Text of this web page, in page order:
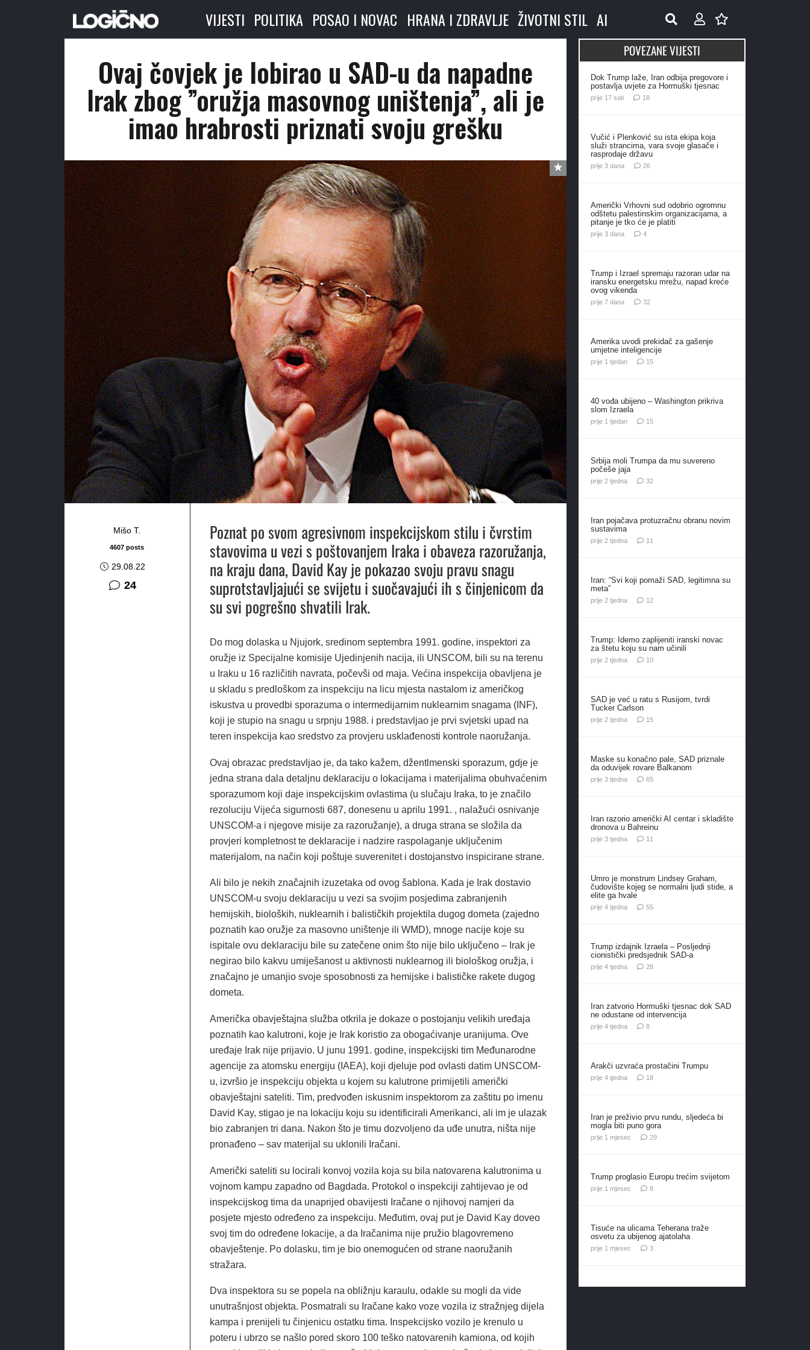
VIJESTI POLITIKA POSAO I NOVAC HRANA I ZDRAVLJE ŽIVOTNI STIL AI
Ovaj čovjek je lobirao u SAD-u da napadne
Irak zbog ”oružja masovnog uništenja”, ali je
imao hrabrosti priznati svoju grešku
Mišo T.
4607 posts
29.08.22
24komentara
Poznat po svom agresivnom inspekcijskom stilu i čvrstim
stavovima u vezi s poštovanjem Iraka i obaveza razoružanja,
na kraju dana, David Kay je pokazao svoju pravu snagu
suprotstavljajući se svijetu i suočavajući ih s činjenicom da
su svi pogrešno shvatili Irak.
Do mog dolaska u Njujork, sredinom septembra 1991. godine, inspektori za
oružje iz Specijalne komisije Ujedinjenih nacija, ili UNSCOM, bili su na terenu
u Iraku u 16 različitih navrata, počevši od maja. Većina inspekcija obavljena je
u skladu s predloškom za inspekciju na licu mjesta nastalom iz američkog
iskustva u provedbi sporazuma o intermedijarnim nuklearnim snagama (INF),
koji je stupio na snagu u srpnju 1988. i predstavljao je prvi svjetski upad na
teren inspekcija kao sredstvo za provjeru usklađenosti kontrole naoružanja.
Ovaj obrazac predstavljao je, da tako kažem, džentlmenski sporazum, gdje je
jedna strana dala detaljnu deklaraciju o lokacijama i materijalima obuhvaćenim
sporazumom koji daje inspekcijskim ovlastima (u slučaju Iraka, to je značilo
rezoluciju Vijeća sigurnosti 687, donesenu u aprilu 1991. , nalažući osnivanje
UNSCOM-a i njegove misije za razoružanje), a druga strana se složila da
provjeri kompletnost te deklaracije i nadzire raspolaganje uključenim
materijalom, na način koji poštuje suverenitet i dostojanstvo inspicirane strane.
Ali bilo je nekih značajnih izuzetaka od ovog šablona. Kada je Irak dostavio
UNSCOM-u svoju deklaraciju u vezi sa svojim posjedima zabranjenih
hemijskih, bioloških, nuklearnih i balističkih projektila dugog dometa (zajedno
poznatih kao oružje za masovno uništenje ili WMD), mnoge nacije koje su
ispitale ovu deklaraciju bile su zatečene onim što nije bilo uključeno – Irak je
negirao bilo kakvu umiješanost u aktivnosti nuklearnog ili biološkog oružja, i
značajno je umanjio svoje sposobnosti za hemijske i balističke rakete dugog
dometa.
Američka obavještajna služba otkrila je dokaze o postojanju velikih uređaja
poznatih kao kalutroni, koje je Irak koristio za obogaćivanje uranijuma. Ove
uređaje Irak nije prijavio. U junu 1991. godine, inspekcijski tim Međunarodne
agencije za atomsku energiju (IAEA), koji djeluje pod ovlasti datim UNSCOM-
u, izvršio je inspekciju objekta u kojem su kalutrone primijetili američki
obavještajni sateliti. Tim, predvođen iskusnim inspektorom za zaštitu po imenu
David Kay, stigao je na lokaciju koju su identificirali Amerikanci, ali im je ulazak
bio zabranjen tri dana. Nakon što je timu dozvoljeno da uđe unutra, ništa nije
pronađeno – sav materijal su uklonili Iračani.
Američki sateliti su locirali konvoj vozila koja su bila natovarena kalutronima u
vojnom kampu zapadno od Bagdada. Protokol o inspekciji zahtijevao je od
inspekcijskog tima da unaprijed obavijesti Iračane o njihovoj namjeri da
posjete mjesto određeno za inspekciju. Međutim, ovaj put je David Kay doveo
svoj tim do određene lokacije, a da Iračanima nije pružio blagovremeno
obavještenje. Po dolasku, tim je bio onemogućen od strane naoružanih
stražara.
Dva inspektora su se popela na obližnju karaulu, odakle su mogli da vide
unutrašnjost objekta. Posmatrali su Iračane kako voze vozila iz stražnjeg dijela
kampa i prenijeli tu činjenicu ostatku tima. Inspekcijsko vozilo je krenulo u
poteru i ubrzo se našlo pored skoro 100 teško natovarenih kamiona, od kojih
POVEZANE VIJESTI
Dok Trump laže, Iran odbija pregovore i
postavlja uvjete za Hormuški tjesnac
prije 17 sati 18komentara
Vučić i Plenković su ista ekipa koja
služi strancima, vara svoje glasače i
rasprodaje državu
prije 3 dana 26komentara
Američki Vrhovni sud odobrio ogromnu
odštetu palestinskim organizacijama, a
pitanje je tko će je platiti
prije 3 dana 4komentara
Trump i Izrael spremaju razoran udar na
iransku energetsku mrežu, napad kreće
ovog vikenda
prije 7 dana 32komentara
Amerika uvodi prekidač za gašenje
umjetne inteligencije
prije 1 tjedan 15komentara
40 vođa ubijeno – Washington prikriva
slom Izraela
prije 1 tjedan 15komentara
Srbija moli Trumpa da mu suvereno
počeše jaja
prije 2 tjedna 32komentara
Iran pojačava protuzračnu obranu novim
sustavima
prije 2 tjedna 11
Iran: “Svi koji pomaži SAD, legitimna su
meta”
prije 2 tjedna 12komentara
Trump: Idemo zaplijeniti iranski novac
za štetu koju su nam učinili
prije 2 tjedna 10komentara
SAD je već u ratu s Rusijom, tvrdi
Tucker Carlson
prije 2 tjedna 15komentara
Maske su konačno pale, SAD priznale
da oduvijek rovare Balkanom
prije 3 tjedna 65komentara
Iran razorio američki AI centar i skladište
dronova u Bahreinu
prije 3 tjedna 11
Umro je monstrum Lindsey Graham,
čudovište kojeg se normalni ljudi stide, a
elite ga hvale
prije 4 tjedna 55komentara
Trump izdajnik Izraela – Posljednji
cionistički predsjednik SAD-a
prije 4 tjedna 28komentara
Iran zatvorio Hormuški tjesnac dok SAD
ne odustane od intervencija
prije 4 tjedna 8komentara
Arakči uzvraća prostačini Trumpu
prije 4 tjedna 18komentara
Iran je preživio prvu rundu, sljedeća bi
mogla biti puno gora
prije 1 mjesec 29komentara
Trump proglasio Europu trećim svijetom
prije 1 mjesec 8komentara
Tisuće na ulicama Teherana traže
osvetu za ubijenog ajatolaha
prije 1 mjesec 3komentara